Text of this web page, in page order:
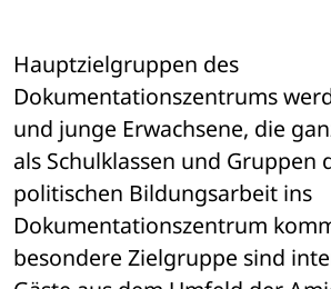
Hauptzielgruppen des
Dokumentationszentrums
und junge Erwachsene, die
als Schulklassen und Gruppen
politischen Bildungsarbeit ins
Dokumentationszentrum
besondere Zielgruppe sind